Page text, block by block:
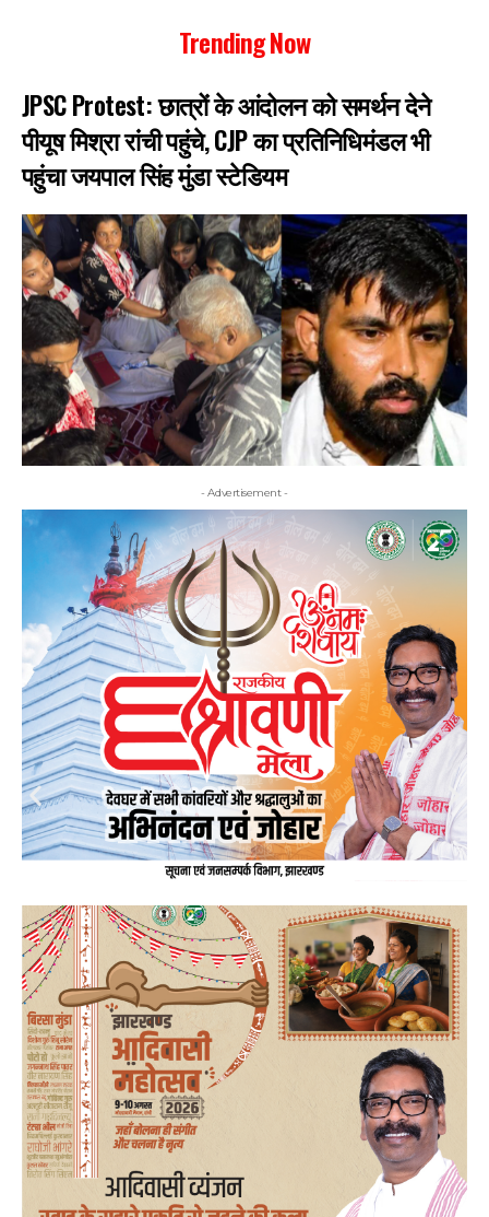
Trending Now
JPSC Protest: छात्रों के आंदोलन को समर्थन देने
पीयूष मिश्रा रांची पहुंचे, CJP का प्रतिनिधिमंडल भी
पहुंचा जयपाल सिंह मुंडा स्टेडियम
- Advertisement -